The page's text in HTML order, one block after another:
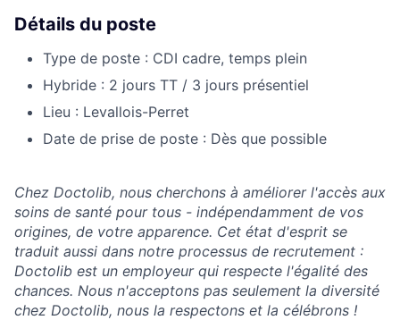
Détails du poste
Type de poste : CDI cadre, temps plein
Hybride : 2 jours TT / 3 jours présentiel
Lieu : Levallois-Perret
Date de prise de poste : Dès que possible
Chez Doctolib, nous cherchons à améliorer l'accès aux
soins de santé pour tous - indépendamment de vos
origines, de votre apparence. Cet état d'esprit se
traduit aussi dans notre processus de recrutement :
Doctolib est un employeur qui respecte l'égalité des
chances. Nous n'acceptons pas seulement la diversité
chez Doctolib, nous la respectons et la célébrons !